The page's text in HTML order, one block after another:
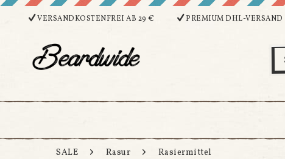
VERSANDKOSTENFREI AB 29 € PREMIUM DHL-VERSAND
SALE Rasur Rasiermittel